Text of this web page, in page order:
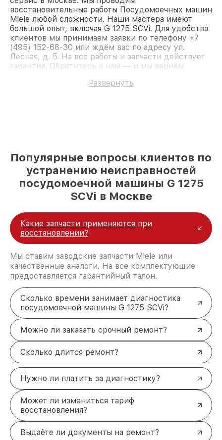
восстановительные работы Посудомоечных машин
Miele любой сложности. Наши мастера имеют
большой опыт, включая G 1275 SCVi. Для удобства
клиентов мы принимаем заявки по телефону +7
(495) 152-68-30 или ждём вас по адресу ул.
Лесная, д. 5. На все работы и запчасти действует
гарантия. Обратитесь к нам — и мы вернём
Развернуть
Популярные вопросы клиентов по
устранению неисправностей
посудомоечной машины G 1275
SCVi в Москве
Какие запчасти применяются при
восстановлении?
Мы ставим заводские запчасти Miele или
качественные аналоги. На все комплектующие
предоставляется гарантийный талон.
Сколько времени занимает диагностика
посудомоечной машины G 1275 SCVi?
Можно ли заказать срочный ремонт?
Сколько длится ремонт?
Нужно ли платить за диагностику?
Может ли измениться тариф
восстановления?
Выдаёте ли документы на ремонт?